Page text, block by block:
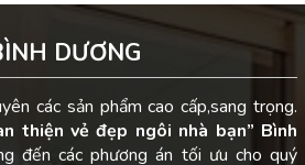
DƯƠNG
các sản phẩm cao cấp,sang trọng.
thiện vẻ đẹp ngôi nhà bạn” Bình
đến các phương án tối ưu cho quý